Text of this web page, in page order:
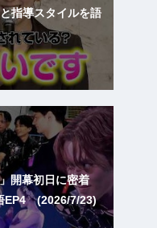
指導スタイルを語
開幕初日に密着
EP4 (2026/7/23)